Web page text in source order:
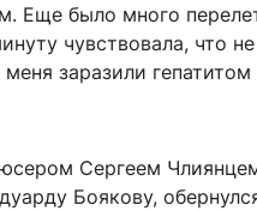
Еще было много
чувствовала, что
заразили
Сергеем
Боякову,